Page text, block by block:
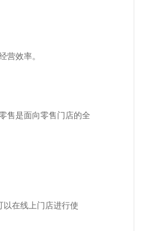
营效率。
售是面向零售门店的全
在线上门店进行使